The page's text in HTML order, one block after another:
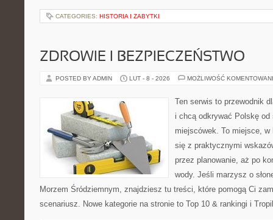
CATEGORIES: HISTORIA I ZABYTKI
ZDROWIE I BEZPIECZEŃSTWO
POSTED BY ADMIN LUT - 8 - 2026 MOŻLIWOŚĆ
Ten serwis to przewodnik
i chcą odkrywać Polskę
miejscówek. To miejsce,
się z praktycznymi
przez planowanie, aż po
wody. Jeśli marzysz o
Morzem Śródziemnym, znajdziesz tu treści, które pomogą Ci
scenariusz. Nowe kategorie na stronie to Top 10 & rankingi i